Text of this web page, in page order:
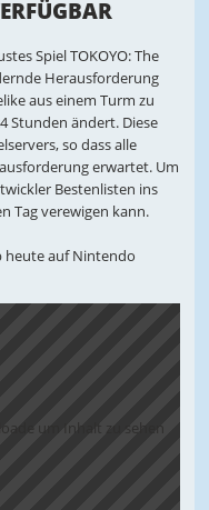
Spiel TOKOYO: The
Herausforderung
aus einem Turm zu
Stunden ändert. Diese
so dass alle
erwartet. Um
Bestenlisten ins
Tag verewigen kann.
heute auf Nintendo
um Inhalt zu sehen